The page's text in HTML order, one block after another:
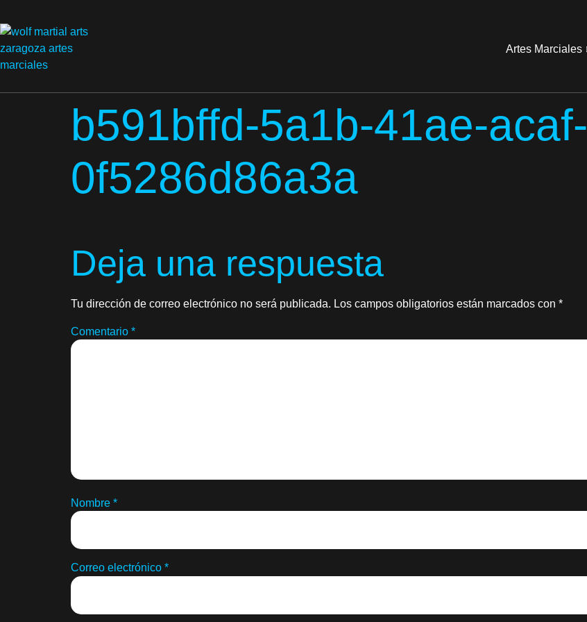
Artes Marciales
b591bffd-5a1b-41ae-acaf-
0f5286d86a3a
Deja una respuesta
Tu dirección de correo electrónico no será publicada. Los campos obligatorios están marcados con *
Comentario *
Nombre *
Correo electrónico *